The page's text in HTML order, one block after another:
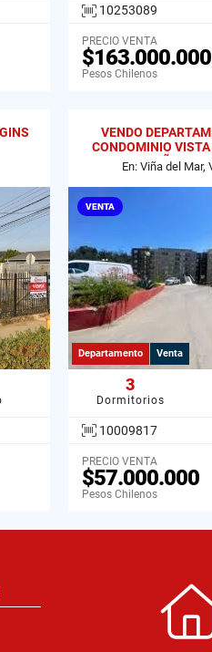
10253089
PRECIO VENTA
$163.000.000
Pesos Chilenos
VENDO
CONDOMINIO
VIÑA DEL
En: Viña del Mar,
VENTA
Departamento Venta
3
Dormitorios
10009817
PRECIO VENTA
$57.000.000
Pesos Chilenos